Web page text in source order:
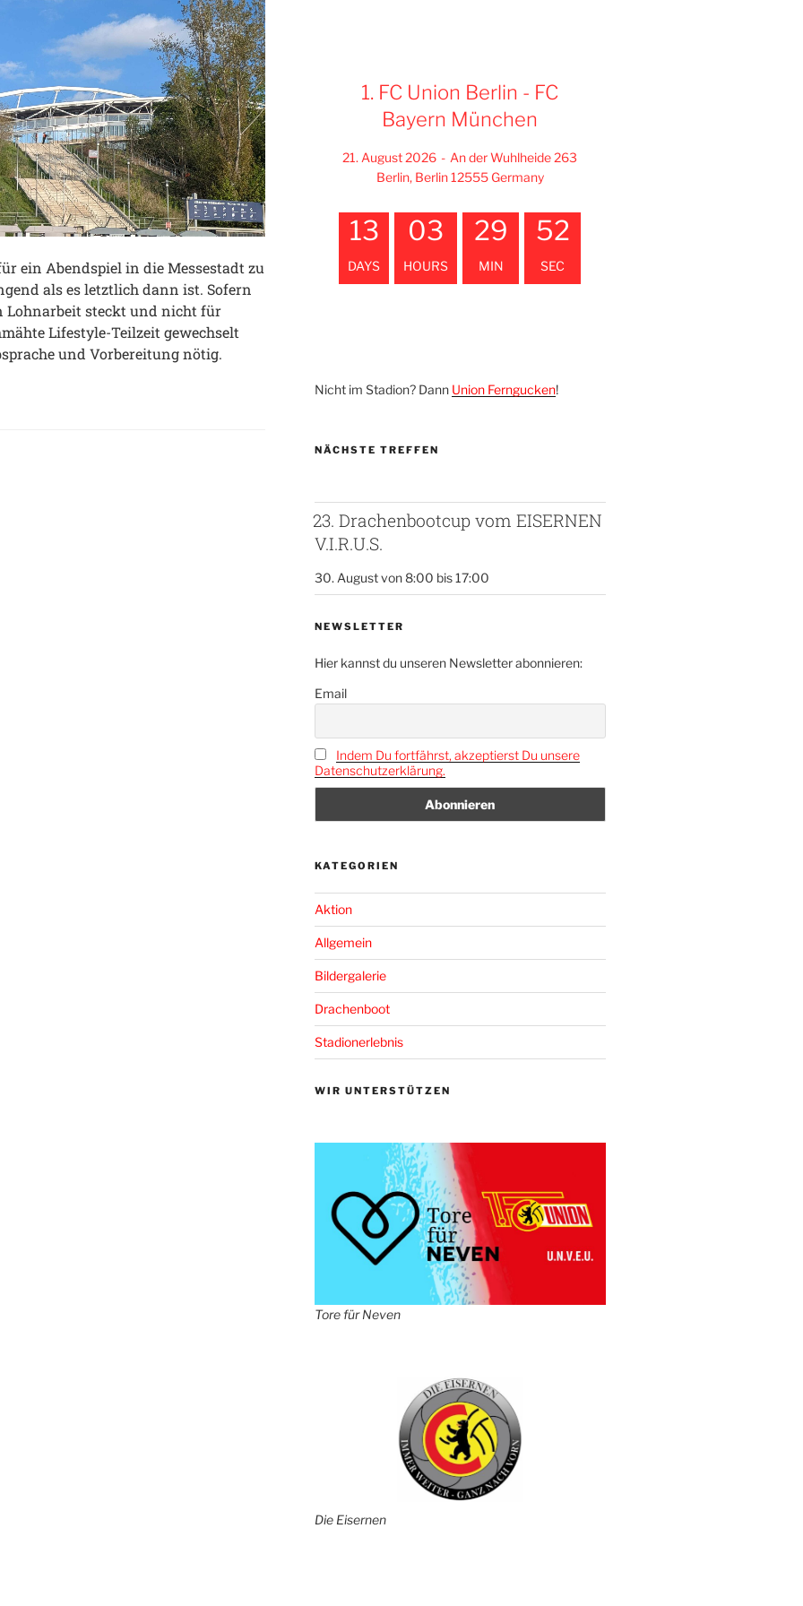
ein Abendspiel in die Messestadt zu
als es letztlich dann ist. Sofern
Lohnarbeit steckt und nicht für
Lifestyle-Teilzeit gewechselt
und Vorbereitung nötig.
1. FC Union Berlin - FC
Bayern München
21. August 2026 - An der Wuhlheide 263
Berlin, Berlin 12555 Germany
13
DAYS
03
HOURS
29
MIN
51
SEC
Nicht im Stadion? Dann Union Ferngucken!
NÄCHSTE TREFFEN
23. Drachenbootcup vom EISERNEN
V.I.R.U.S.
30. August von 8:00 bis17:00
NEWSLETTER
Hier kannst du unseren Newsletter abonnieren:
Email
Indem Du fortfährst, akzeptierst Du unsere
Datenschutzerklärung.
KATEGORIEN
Aktion
Allgemein
Bildergalerie
Drachenboot
Stadionerlebnis
WIR UNTERSTÜTZEN
Tore für Neven
Die Eisernen